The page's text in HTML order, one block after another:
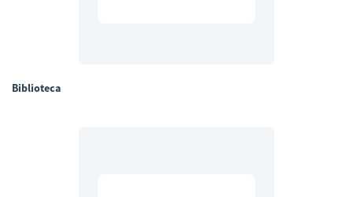
Biblioteca